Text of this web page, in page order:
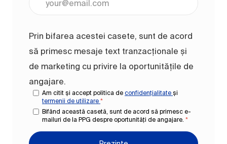
Prin bifarea acestei casete, sunt de acord
să primesc mesaje text tranzacționale și
de marketing cu privire la oportunitățile de
angajare.
Am citit și accept politica de confidențialitate și
termenii de utilizare *
Bifând această casetă, sunt de acord să primesc e-
mailuri de la PPG despre oportunități de angajare. *